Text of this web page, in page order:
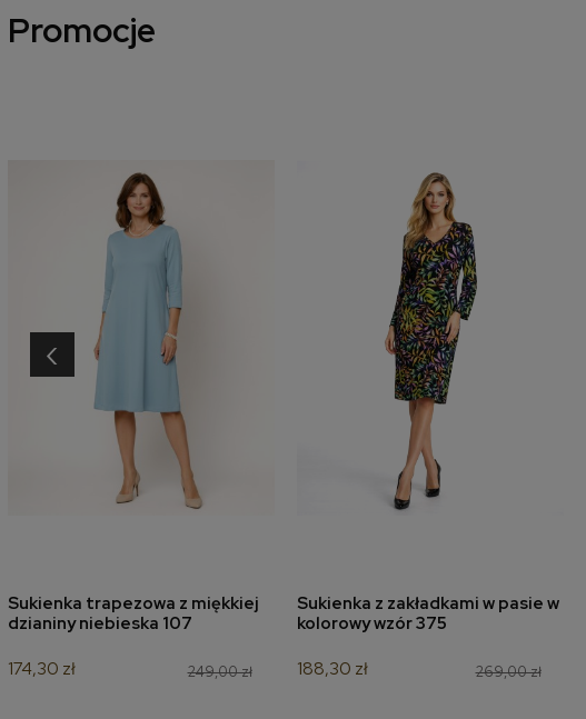
Promocje
dodaj do koszyka
Sukienka trapezowa z miękkiej
dzianiny niebieska 107
249,00 zł
174,30 zł
dodaj do koszyka
Sukienka z zakładkami w pasie w
kolorowy wzór 375
269,00 zł
188,30 zł
‹